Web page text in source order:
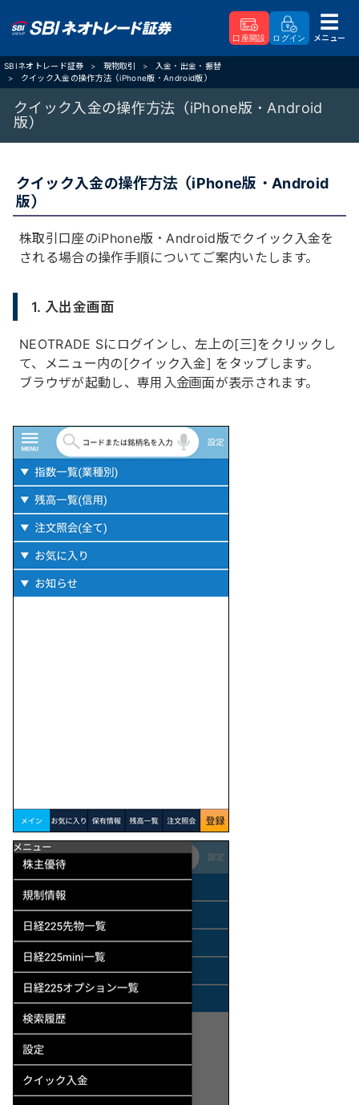
口座開設 ログイン メニュー
SBIネオトレード証券 現物取引
入金・出金・振替
クイック入金の操作方法（iPhone版・Android版）
クイック入金の操作方法（iPhone版・Android
版）
クイック入金の操作方法（iPhone版・Android
版）
株取引口座のiPhone版・Android版でクイック入金を
される場合の操作手順についてご案内いたします。
1. 入出金画面
NEOTRADE Sにログインし、左上の[三]をクリックし
て、メニュー内の[クイック入金] をタップします。
ブラウザが起動し、専用入金画面が表示されます。